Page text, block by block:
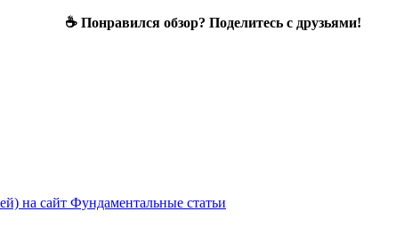
☕ Понравился обзор? Поделитесь с друзьями!
на сайт Фундаментальные статьи